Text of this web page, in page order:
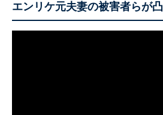
エンリケ元夫妻の被害者らが凸